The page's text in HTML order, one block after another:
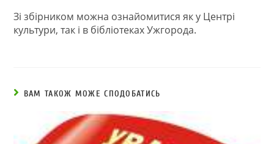
Зі збірником можна ознайомитися як у Центрі
культури, так і в бібліотеках Ужгорода.
ВАМ ТАКОЖ МОЖЕ СПОДОБАТИСЬ